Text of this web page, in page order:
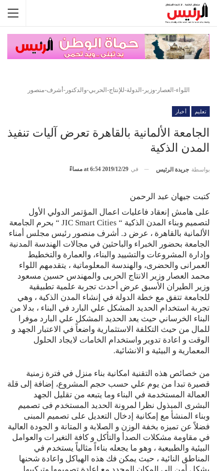
اللواء-العصار-وزير-الدولة-للإنتاج-الحربي-والدكتور-أشرف-منصور
تعليم أخبار
الجامعة الألمانية بالقاهرة تعرض آليات تنفيذ
المدن الذكية
بواسطة جريدة الرئيس في 2019/12/29 at 6:54 مساءً
كتبت جيهان عبد الرحمن
على هامش إنعقاد فاعليات اعمال المؤتمر الدولي الأول
لتصميم وبناء المدن الذكية “ JIC Smart Cities “ بحرم الجامعة
الألمانية بالقاهرة ، عرض د. أشرف منصور رئيس مجلس أمناء
الجامعة بحضور الخبراء والباحثين في مجالات الهندسة المدنية
وإدارة المشروعات والتشييد والبناء، والعمارة والتخطيط
العمرانى والحضرى، والهندسة المعلوماتية ، يتقدمهم اللواء
محمد العصار وزير الانتاج الحربى والمهندس حسين مسعود
وزير الطيران الأسبق عرض أحدث تجربة علمية تطبيقية
للجامعة تتفق مع خطة الدولة في إنشاء المدن الذكية ، وهي
تجربة استخدام الحديد المشكل علي البارد في البناء ، بدلا من
البناء الخرساني حيث يعد الحديد المشكل علي البارد موفرا
للمال من حيث التكلفة الاستثمارية واضعاً في الاعتبار الجهد و
الوقت و اعادة تدوير واستخدام الخامات لايجاد الحلول
المعمارية و البيئية و الانشائية.
من خصائص هذه التقنية امكانية بناء منزل في فترة زمنية
قصيرة تبدا من يوم علي حسب حجم المشروع، إضافة إلى قلة
العمالة المستخدمة في البناء وما يتبعه من تقليل الجهد
البشرى المبذول نظرا لمرونة الحديد المستخدم فى تصميم
وبناء المنشأ مع إمكانية إدخال التعديل على تصميم المبنى
فضلاً عن تميزه بخفة الوزن و الصلابة و المتانة و الجودة العالية
في مقاومة مشكلات الصدأ والتأكل و كافة التغيرات والعوامل
البيئية والطبيعية ، وهو ما يجعله بناءاً مثالياً يستخدم في
المناطق النائية ، حيث يمكن فك هذه الهياكل واعادة شحنها